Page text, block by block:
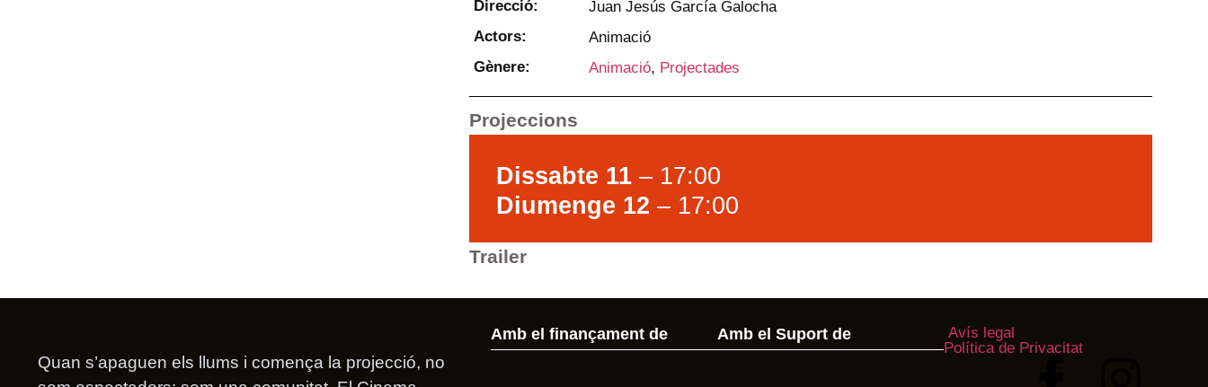
Direcció:
Juan Jesús García Galocha
Actors:
Animació
Gènere:
Animació, Projectades
Projeccions
Dissabte 11 – 17:00
Diumenge 12 – 17:00
Trailer
Quan s’apaguen els llums i comença la projecció, no
Amb el finançament de Amb el Suport de
Avís legal
Política de Privacitat